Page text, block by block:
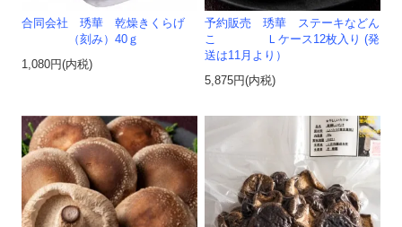
合同会社 琇華 乾燥きくらげ
（刻み）40ｇ
1,080円(内税)
予約販売 琇華 ステーキなどん
こ Ｌケース12枚入り (発
送は11月より）
5,875円(内税)